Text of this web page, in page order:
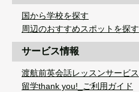
国から学校を探す
周辺のおすすめスポットを探す
サービス情報
渡航前英会話レッスンサービス
留学thank you!_ご利用ガイド